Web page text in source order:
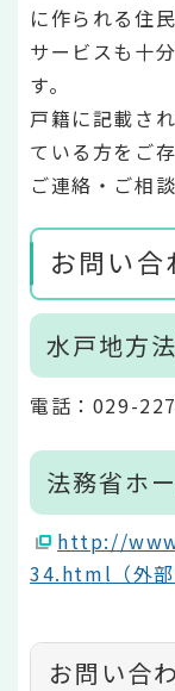
に作られる住
サービスも十
す。
戸籍に記載さ
ている方をご
ご連絡・ご相
お問い合
水戸地方
電話：029-
法務省ホ
http://
34.html（外部
お問い合